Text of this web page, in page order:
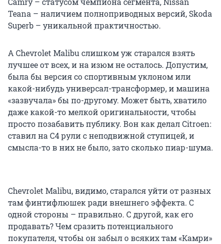
Teana – наличием полноприводных версий, Skoda
Superb – уникальной практичностью.
А Chevrolet Malibu слишком уж старался взять
лучшее от всех, и на изюм не осталось. Допустим,
была бы версия со спортивным уклоном или
какой-нибудь универсал-трансформер, и машина
«зазвучала» бы по-другому. Может быть, хватило
даже какой-то мелкой оригинальности, чтобы
просто позабавить публику. Вон как делал Citroen:
ставил на C4 рули с неподвижной ступицей, и
смысла-то в них не было, зато сколько пиар-шума.
Chevrolet Malibu, видимо, старался уйти от разных
там финтифлюшек ради внешнего эффекта. С
одной стороны – правильно. С другой, как его
продавать? Чем сразить потенциального
покупателя, чтобы он забыл о всяких там «Камри»